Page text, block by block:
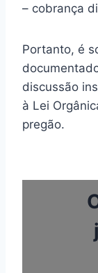
– cobrança
Portanto, é
discussão
à Lei
pregão.